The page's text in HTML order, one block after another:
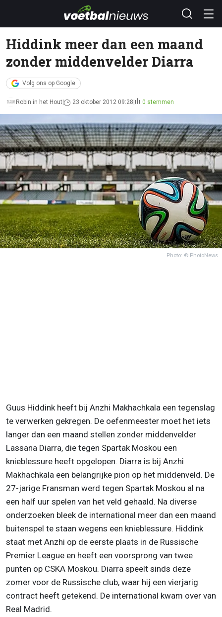
Hiddink meer dan een maand
zonder middenvelder Diarra
Volg ons op Google
Robin in het Hout 23 oktober 2012 09:28 0 stemmen
Photo: © PhotoNews
Guus Hiddink heeft bij Anzhi Makhachkala een tegenslag
te verwerken gekregen. De oefenmeester moet het iets
langer dan een maand stellen zonder middenvelder
Lassana Diarra, die tegen Spartak Moskou een
knieblessure heeft opgelopen. Diarra is bij Anzhi
Makhachkala een belangrijke pion op het middenveld. De
27-jarige Fransman werd tegen Spartak Moskou al na
een half uur spelen van het veld gehaald. Na diverse
onderzoeken bleek de international meer dan een maand
buitenspel te staan wegens een knieblessure. Hiddink
staat met Anzhi op de eerste plaats in de Russische
Premier League en heeft een voorsprong van twee
punten op CSKA Moskou. Diarra speelt sinds deze
zomer voor de Russische club, waar hij een vierjarig
contract heeft getekend. De international kwam over van
Real Madrid.